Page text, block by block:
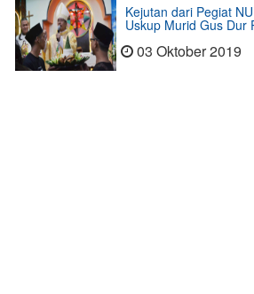
Kejutan dari Pegiat
Uskup Murid Gus Dur
03 Oktober 2019